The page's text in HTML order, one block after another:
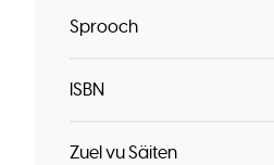
Sprooch
ISBN
Zuel vu Säiten